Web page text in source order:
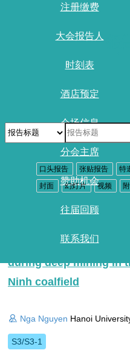
注册缴费
大会报告人
时刻表
酒店预定
会场信息
分会主席
赞助机会
往届回顾
联系我们
报告清单
口头报告 张贴报告 特
封面 幻灯片 视频
artificial protective
during deep mining in
Ninh coalfield
Nga Nguyen Hanoi
S3/S3-1